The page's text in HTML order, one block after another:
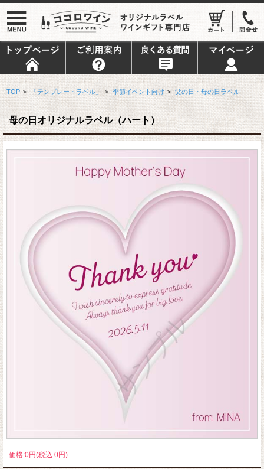
TOP > 「テンプレートラベル」 > 季節イベント向け > 父の日・母の日ラベル
母の日オリジナルラベル（ハート）
価格:0円(税込 0円)